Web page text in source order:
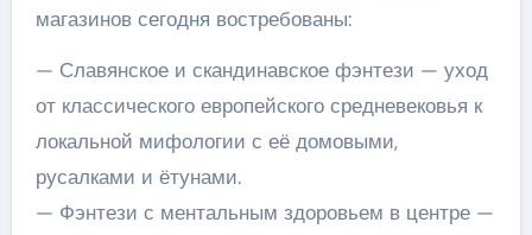
магазинов сегодня востребованы:
— Славянское и скандинавское фэнтези — уход
от классического европейского средневековья к
локальной мифологии с её домовыми,
русалками и ётунами.
— Фэнтези с ментальным здоровьем в центре —